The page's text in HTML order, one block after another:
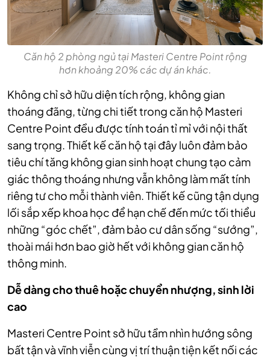
Căn hộ 2 phòng ngủ tại Masteri Centre Point rộng
hơn khoảng 20% các dự án khác.
Không chỉ sở hữu diện tích rộng, không gian
thoáng đãng, từng chi tiết trong căn hộ Masteri
Centre Point đều được tính toán tỉ mỉ với nội thất
sang trọng. Thiết kế căn hộ tại đây luôn đảm bảo
tiêu chí tăng không gian sinh hoạt chung tạo cảm
giác thông thoáng nhưng vẫn không làm mất tính
riêng tư cho mỗi thành viên. Thiết kế cũng tận dụng
lối sắp xếp khoa học để hạn chế đến mức tối thiểu
những “góc chết”, đảm bảo cư dân sống “sướng”,
thoài mái hơn bao giờ hết với không gian căn hộ
thông minh.
Dễ dàng cho thuê hoặc chuyển nhượng, sinh lời
cao
Masteri Centre Point sở hữu tầm nhìn hướng sông
bất tận và vĩnh viễn cùng vị trí thuận tiện kết nối các